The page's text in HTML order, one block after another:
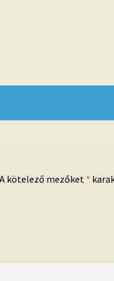
A kötelező mezőket *